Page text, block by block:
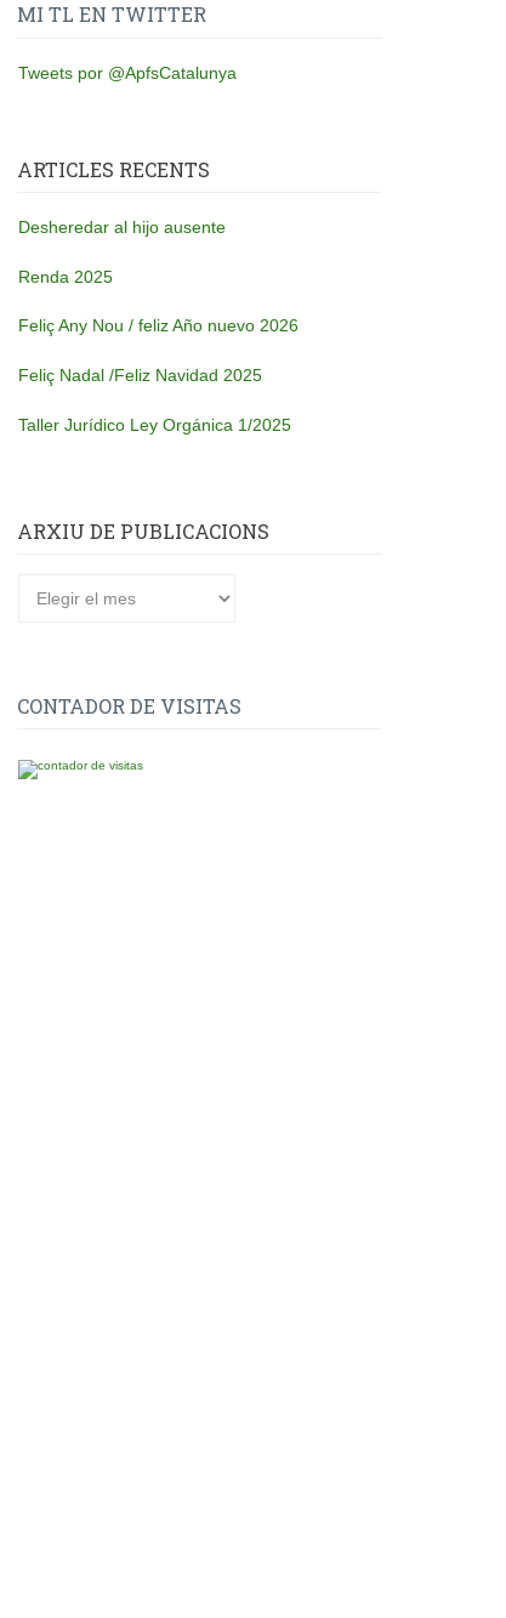
MI TL EN TWITTER
Tweets por @ApfsCatalunya
ARTICLES RECENTS
Desheredar al hijo ausente
Renda 2025
Feliç Any Nou / feliz Año nuevo 2026
Feliç Nadal /Feliz Navidad 2025
Taller Jurídico Ley Orgánica 1/2025
ARXIU DE PUBLICACIONS
CONTADOR DE VISITAS